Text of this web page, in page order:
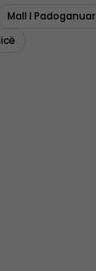
Mall I Padoganuar